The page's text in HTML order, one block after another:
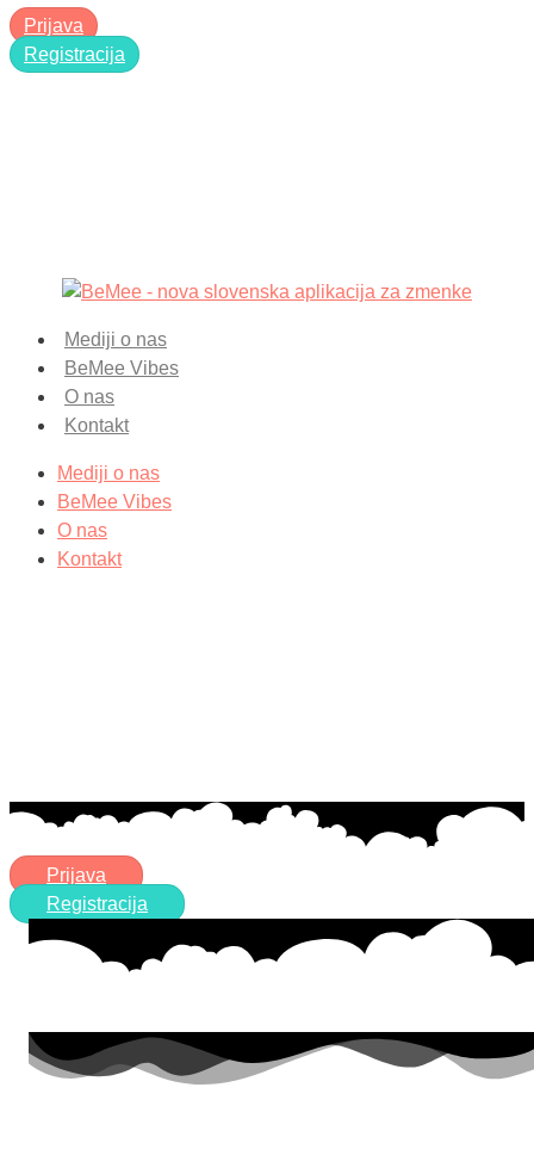
Prijava
Registracija
Mediji o nas
BeMee Vibes
O nas
Kontakt
Mediji o nas
BeMee Vibes
O nas
Kontakt
Prijava
Registracija